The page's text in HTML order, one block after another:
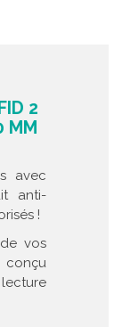
2
MM
avec
anti-
!
vos
conçu